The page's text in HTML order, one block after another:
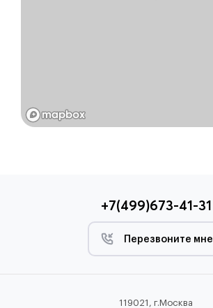
+7(499)673-41-31
Перезвоните мне
119021, г.Москва